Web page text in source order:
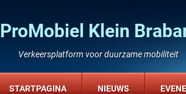
ProMobiel Klein
Verkeersplatform voor duurzame mobiliteit
STARTPAGINA NIEUWS